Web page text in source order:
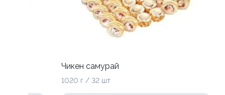
Чикен самурай
1020 г / 32 шт